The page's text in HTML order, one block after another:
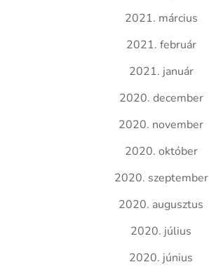
2021. március
2021. február
2021. január
2020. december
2020. november
2020. október
2020. szeptember
2020. augusztus
2020. július
2020. június